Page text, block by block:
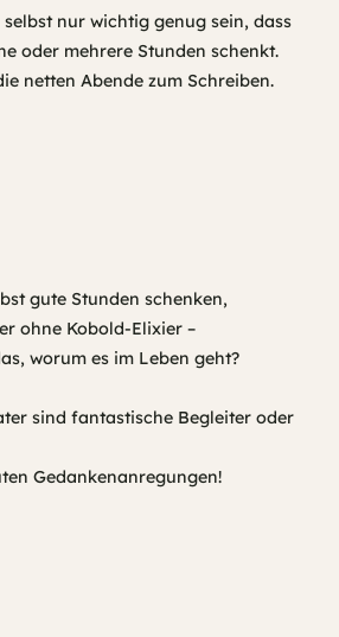
selbst nur wichtig genug sein, dass
oder mehrere Stunden schenkt.
netten Abende zum Schreiben.
gute Stunden schenken,
ohne Kobold-Elixier –
worum es im Leben geht?
sind fantastische Begleiter oder
Gedankenanregungen!